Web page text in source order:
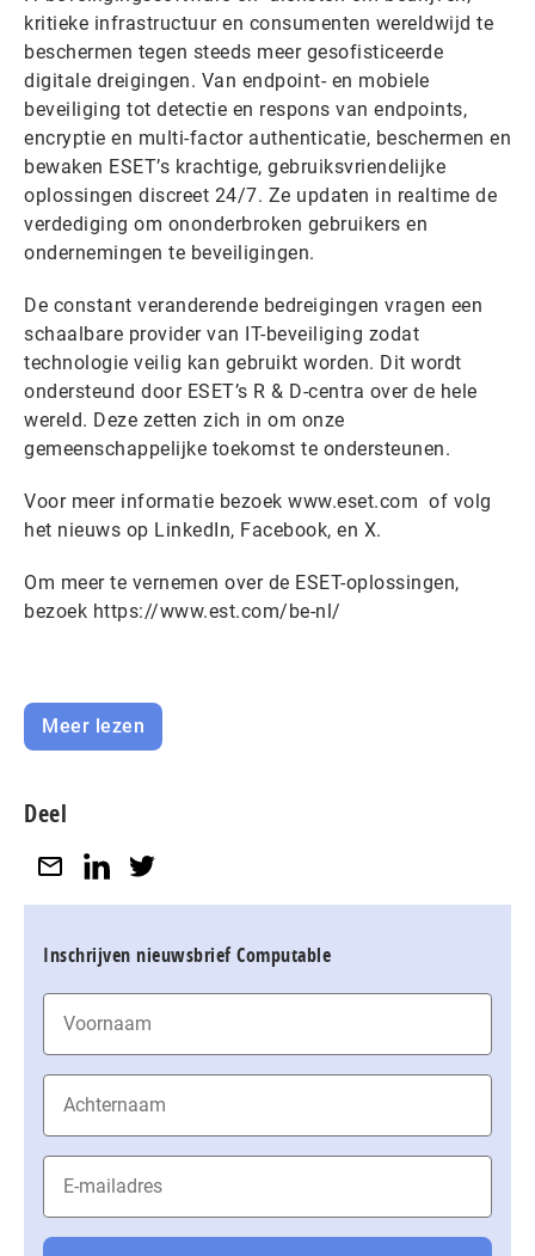
kritieke infrastructuur en consumenten wereldwijd te
beschermen tegen steeds meer gesofisticeerde
digitale dreigingen. Van endpoint- en mobiele
beveiliging tot detectie en respons van endpoints,
encryptie en multi-factor authenticatie, beschermen en
bewaken ESET’s krachtige, gebruiksvriendelijke
oplossingen discreet 24/7. Ze updaten in realtime de
verdediging om ononderbroken gebruikers en
ondernemingen te beveiligingen.
De constant veranderende bedreigingen vragen een
schaalbare provider van IT-beveiliging zodat
technologie veilig kan gebruikt worden. Dit wordt
ondersteund door ESET’s R & D-centra over de hele
wereld. Deze zetten zich in om onze
gemeenschappelijke toekomst te ondersteunen.
Voor meer informatie bezoek www.eset.com of volg
het nieuws op LinkedIn, Facebook, en X.
Om meer te vernemen over de ESET-oplossingen,
bezoek https://www.est.com/be-nl/
Meer lezen
Deel
Inschrijven nieuwsbrief Computable